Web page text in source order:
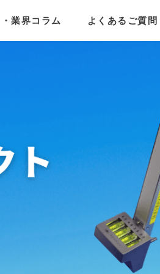
業界コラム よくあるご質問